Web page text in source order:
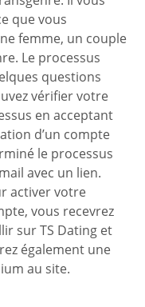
que vous
femme, un couple
Le processus
questions
vérifier votre
en acceptant
d’un compte
le processus
avec un lien.
activer votre
vous recevrez
sur TS Dating et
également une
au site.